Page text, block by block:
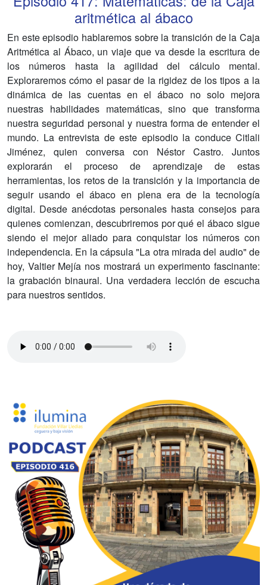
aritmética al ábaco
En este episodio hablaremos sobre la transición de la Caja
Aritmética al Ábaco, un viaje que va desde la escritura de
los números hasta la agilidad del cálculo mental.
Exploraremos cómo el pasar de la rigidez de los tipos a la
dinámica de las cuentas en el ábaco no solo mejora
nuestras habilidades matemáticas, sino que transforma
nuestra seguridad personal y nuestra forma de entender el
mundo. La entrevista de este episodio la conduce Citlali
Jiménez, quien conversa con Néstor Castro. Juntos
explorarán el proceso de aprendizaje de estas
herramientas, los retos de la transición y la importancia de
seguir usando el ábaco en plena era de la tecnología
digital. Desde anécdotas personales hasta consejos para
quienes comienzan, descubriremos por qué el ábaco sigue
siendo el mejor aliado para conquistar los números con
independencia. En la cápsula "La otra mirada del audio" de
hoy, Valtier Mejía nos mostrará un experimento fascinante:
la grabación binaural. Una verdadera lección de escucha
para nuestros sentidos.